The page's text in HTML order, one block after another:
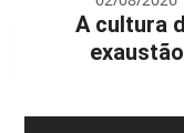
A cultura
exaustão